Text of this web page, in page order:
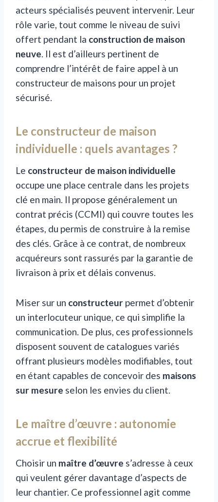
acteurs spécialisés peuvent intervenir. Leur
rôle varie, tout comme le niveau de suivi
offert pendant la construction de maison
neuve. Il est d’ailleurs pertinent de
comprendre l’intérêt de faire appel à un
constructeur de maisons pour un projet
sécurisé.
Le constructeur de maison
individuelle : quels avantages ?
Le constructeur de maison individuelle
occupe une place centrale dans les projets
clé en main. Il propose généralement un
contrat précis (CCMI) qui couvre toutes les
étapes, du permis de construire à la remise
des clés. Grâce à ce contrat, de nombreux
acquéreurs sont rassurés par la garantie de
livraison à prix et délais convenus.
Miser sur un constructeur permet d’obtenir
un interlocuteur unique, ce qui simplifie la
communication. De plus, ces professionnels
disposent souvent de catalogues variés
offrant plusieurs modèles modifiables, tout
en étant capables de concevoir des maisons
sur mesure selon les envies du client.
Le maître d’œuvre : autonomie
accrue et flexibilité
Choisir un maître d’œuvre s’adresse à ceux
qui veulent gérer davantage d’aspects de
leur chantier. Ce professionnel agit comme